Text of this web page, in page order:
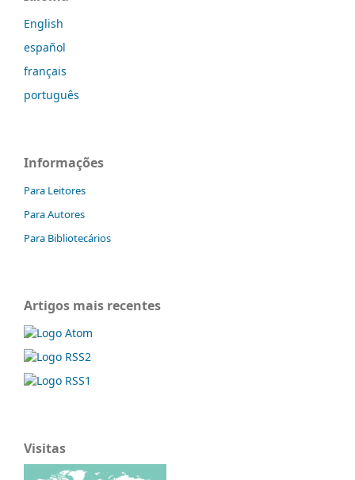
English
español
français
português
Informações
Para Leitores
Para Autores
Para Bibliotecários
Artigos mais recentes
Visitas